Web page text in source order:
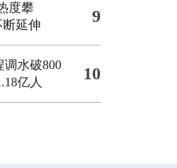
度攀
断延伸
9
调水破800
亿人
10